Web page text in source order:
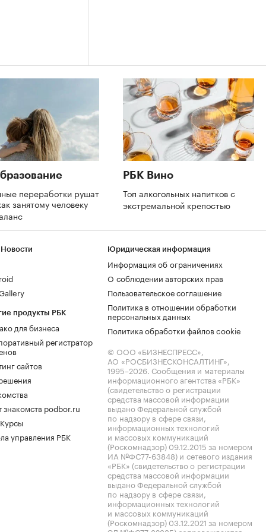
переработки рушат
занятому человеку
РБК Вино
Топ алкогольных напитков с
экстремальной крепостью
продукты РБК
для бизнеса
регистратор
сайтов
знакомств podbor.ru
управления РБК
Юридическая информация
Информация об ограничениях
О соблюдении авторских прав
Пользовательское соглашение
Политика в отношении обработки
персональных данных
Политика обработки файлов cookie
© ООО «БИЗНЕСПРЕСС»,
АО «РОСБИЗНЕСКОНСАЛТИНГ»,
1995–2026. Сообщения и материалы
информационного агентства «РБК»
(свидетельство о регистрации
средства массовой информации
выдано Федеральной службой
по надзору в сфере связи,
информационных технологий
и массовых коммуникаций
(Роскомнадзор) 09.12.2015 за номером
ИА №ФС77-63848) и сетевого издания
«РБК» (свидетельство о регистрации
средства массовой информации
выдано Федеральной службой
по надзору в сфере связи,
информационных технологий
и массовых коммуникаций
(Роскомнадзор) 03.12.2021 за номером